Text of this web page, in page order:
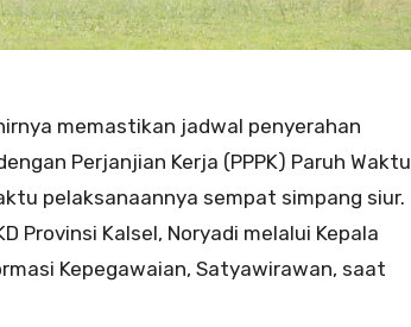
memastikan jadwal penyerahan
Perjanjian Kerja (PPPK) Paruh Waktu
pelaksanaannya sempat simpang siur.
Provinsi Kalsel, Noryadi melalui Kepala
Kepegawaian, Satyawirawan, saat